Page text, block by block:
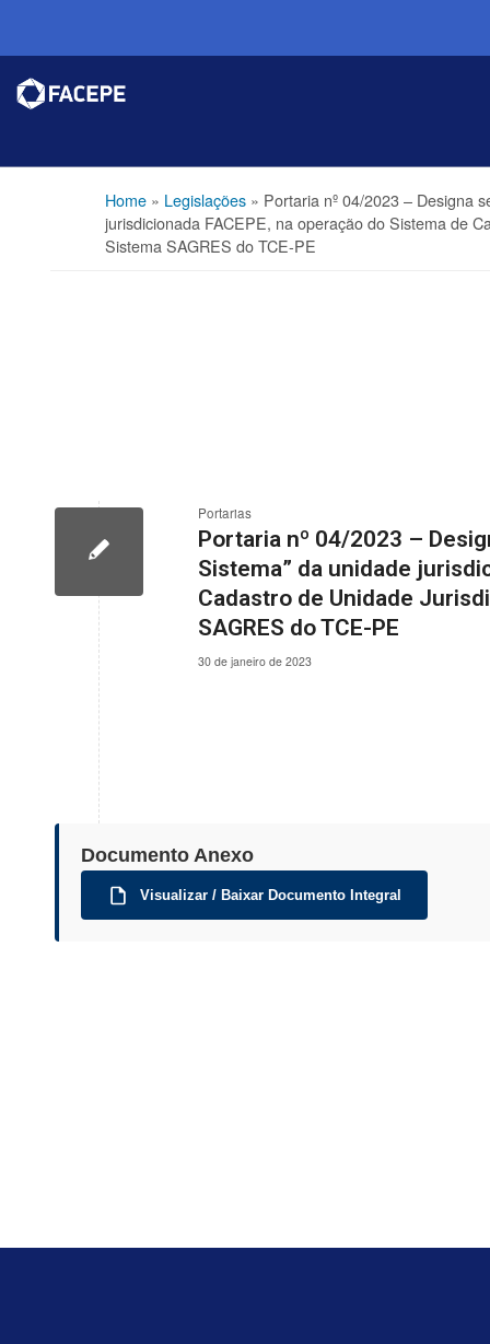
Home» Legislações» Portaria nº 04/2023 – Designa
jurisdicionada FACEPE, na operação do Sistema de
Sistema SAGRES do TCE-PE
Portarias
Portaria nº 04/2023 –
Sistema” da unidade
Cadastro de Unidade
SAGRES do TCE-PE
30 de janeiro de 2023
Documento Anexo
Visualizar / Baixar Documento Integral